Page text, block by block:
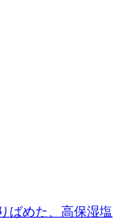
ばめた、高保湿塩